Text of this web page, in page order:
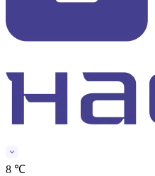
8 ℃